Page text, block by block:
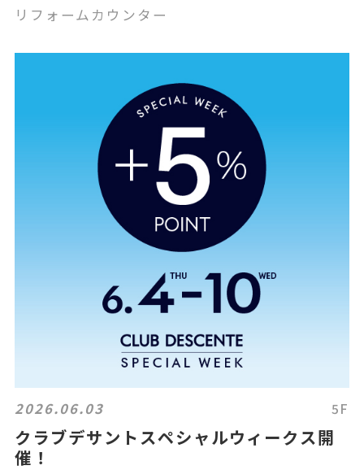
リフォームカウンター
2026.06.03 5F
クラブデサントスペシャルウィークス開
催！